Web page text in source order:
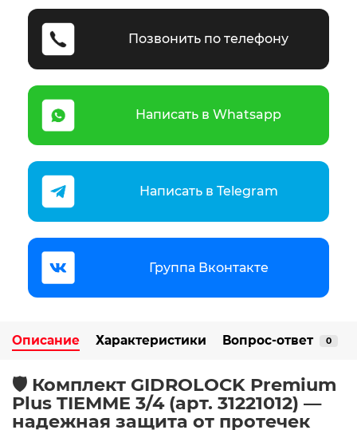
Позвонить по телефону
Написать в Whatsapp
Написать в Telegram
Группа Вконтакте
Описание Характеристики Вопрос-ответ 0
🛡️ Комплект GIDROLOCK Premium
Plus TIEMME 3/4 (арт. 31221012) —
надежная защита от протечек